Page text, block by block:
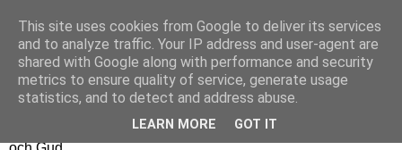
Fyren
Fyren finns för att sprida ljus i mörkret
För att påminna om guldkanterna i tillvaron
Här samsas jakt, hantverk, odling, och andra tankar om livet
This site uses cookies from Google to deliver its services
and to analyze traffic. Your IP address and user-agent are
shared with Google along with performance and security
metrics to ensure quality of service, generate usage
statistics, and to detect and address abuse.
LEARN MORE GOT IT